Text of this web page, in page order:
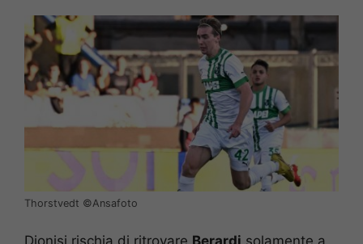
Thorstvedt ©️Ansafoto